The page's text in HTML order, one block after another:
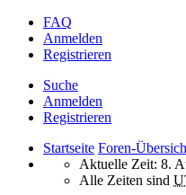
FAQ
Anmelden
Registrieren
Suche
Anmelden
Registrieren
Startseite Foren-
Aktuelle Zeit: 8.
Alle Zeiten sind